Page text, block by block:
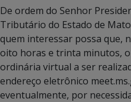
De ordem do Senhor
Tributário do Estado de
quem interessar possa que,
oito horas e trinta minutos,
ordinária virtual a ser
endereço eletrônico
eventualmente, por